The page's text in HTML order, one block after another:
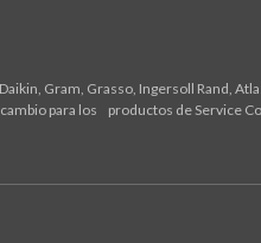
Gram, Grasso, Ingersoll Rand,
para los productos de Service